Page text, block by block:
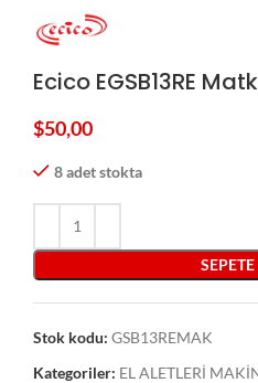
Ecico EGSB13RE
$50,00
8 adet stokta
Stok kodu: GSB13REMAK
Kategoriler: EL ALETLERİ